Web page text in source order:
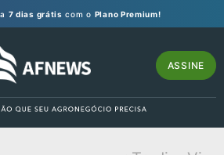
7 dias grátis com o Plano Premium!
ASSINE